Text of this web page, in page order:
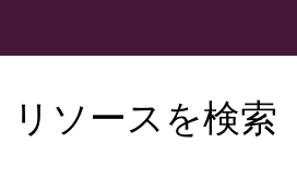
リソースを検索